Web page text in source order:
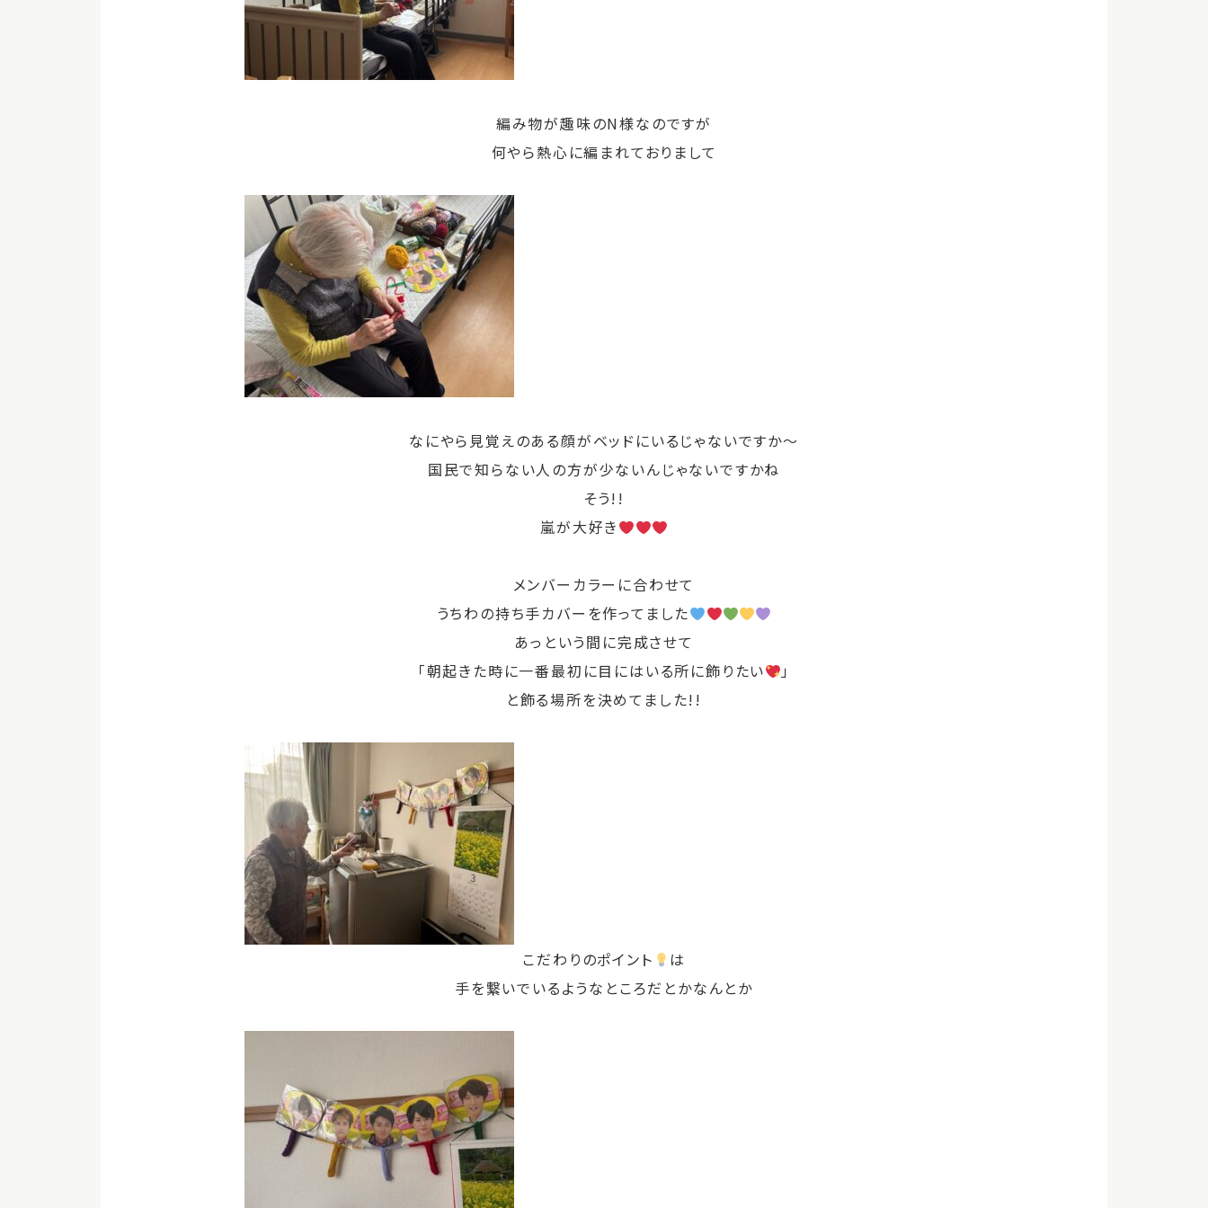
編み物が趣味のN様なのですが
何やら熱心に編まれておりまして
なにやら見覚えのある顔がベッドにいるじゃないですか～
国民で知らない人の方が少ないんじゃないですかね
そう!!
嵐が大好き
メンバーカラーに合わせて
うちわの持ち手カバーを作ってました
あっという間に完成させて
「朝起きた時に一番最初に目にはいる所に飾りたい
」
と飾る場所を決めてました!!
こだわりのポイント
は
手を繋いでいるようなところだとかなんとか